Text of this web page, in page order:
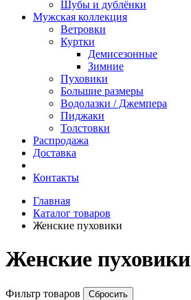
Шубы и дублёнки
Мужская коллекция
Ветровки
Куртки
Демисезонные
Зимние
Пуховики
Большие размеры
Водолазки / Джемпера
Пиджаки
Толстовки
Распродажа
Доставка
Контакты
Главная
Каталог товаров
Женские пуховики
Женские пуховики
Фильтр товаров